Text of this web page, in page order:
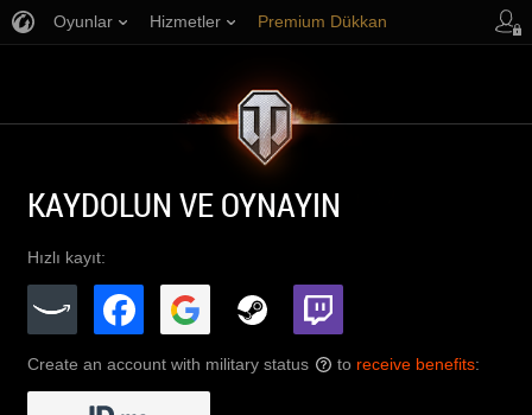
Oyunlar Hizmetler Premium Dükkan
KAYDOLUN VE OYNAYIN
Hızlı kayıt:
Create an account with military status ? to receive benefits: